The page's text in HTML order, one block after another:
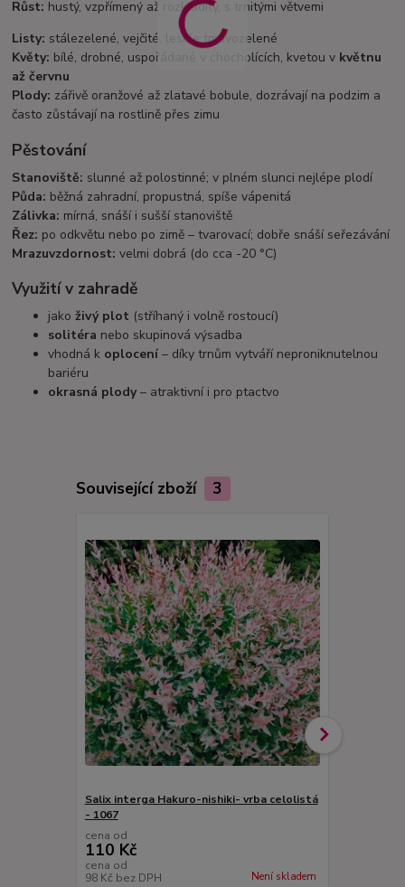
Růst: hustý, vzpřímený až rozkladitý, s trnitými větvemi
Listy: stálezelené, vejčité, leskle tmavozelené
Květy: bílé, drobné, uspořádané v chocholících, kvetou v květnu
až červnu
Plody: zářivě oranžové až zlatavé bobule, dozrávají na podzim a
často zůstávají na rostlině přes zimu
Pěstování
Stanoviště: slunné až polostinné; v plném slunci nejlépe plodí
Půda: běžná zahradní, propustná, spíše vápenitá
Zálivka: mírná, snáší i sušší stanoviště
Řez: po odkvětu nebo po zimě – tvarovací; dobře snáší seřezávání
Mrazuvzdornost: velmi dobrá (do cca -20 °C)
Využití v zahradě
jakoživý plot (stříhaný i volně rostoucí)
solitéra nebo skupinová výsadba
vhodná k oplocení – díky trnům vytváří neproniknutelnou
bariéru
okrasná plody– atraktivní i pro ptactvo
Související zboží 3
Salix interga Hakuro-nishiki- vrba celolistá
- 1067
cena od
110 Kč
cena od
98 Kč bez DPH Není skladem